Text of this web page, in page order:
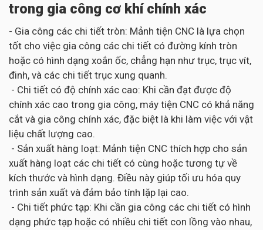
trong gia công cơ khí chính xác
- Gia công các chi tiết tròn: Mảnh tiện CNC là lựa chọn
tốt cho việc gia công các chi tiết có đường kính tròn
hoặc có hình dạng xoắn ốc, chẳng hạn như trục, trục vít,
đinh, và các chi tiết trục xung quanh.
- Chi tiết có độ chính xác cao: Khi cần đạt được độ
chính xác cao trong gia công, máy tiện CNC có khả năng
cắt và gia công chính xác, đặc biệt là khi làm việc với vật
liệu chất lượng cao.
- Sản xuất hàng loạt: Mảnh tiện CNC thích hợp cho sản
xuất hàng loạt các chi tiết có cùng hoặc tương tự về
kích thước và hình dạng. Điều này giúp tối ưu hóa quy
trình sản xuất và đảm bảo tính lặp lại cao.
- Chi tiết phức tạp: Khi cần gia công các chi tiết có hình
dạng phức tạp hoặc có nhiều chi tiết con lồng vào nhau,